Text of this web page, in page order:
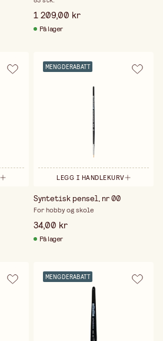
1 209,00 kr
På lager
MENGDERABATT
LEGG I HANDLEKURV
Syntetisk pensel, nr 00
For hobby og skole
34,00 kr
På lager
MENGDERABATT